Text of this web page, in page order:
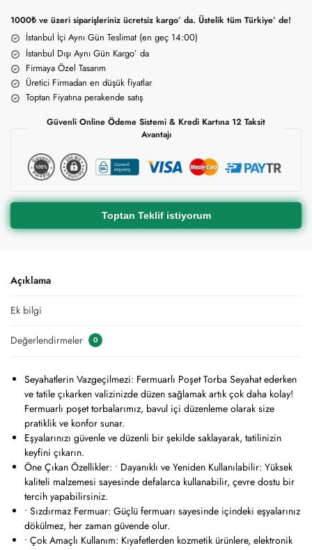
1000₺ ve üzeri siparişleriniz ücretsiz kargo’ da. Üstelik tüm Türkiye’ de!
İstanbul İçi Aynı Gün Teslimat (en geç 14:00)
İstanbul Dışı Aynı Gün Kargo’ da
Firmaya Özel Tasarım
Üretici Firmadan en düşük fiyatlar
Toptan Fiyatına perakende satış
Güvenli Online Ödeme Sistemi & Kredi Kartına 12 Taksit
Avantajı
Toptan Teklif istiyorum
Açıklama
Ek bilgi
Değerlendirmeler 0
Seyahatlerin Vazgeçilmezi: Fermuarlı Poşet Torba Seyahat ederken
ve tatile çıkarken valizinizde düzen sağlamak artık çok daha kolay!
Fermuarlı poşet torbalarımız, bavul içi düzenleme olarak size
pratiklik ve konfor sunar.
Eşyalarınızı güvenle ve düzenli bir şekilde saklayarak, tatilinizin
keyfini çıkarın.
Öne Çıkan Özellikler: • Dayanıklı ve Yeniden Kullanılabilir: Yüksek
kaliteli malzemesi sayesinde defalarca kullanabilir, çevre dostu bir
tercih yapabilirsiniz.
• Sızdırmaz Fermuar: Güçlü fermuarı sayesinde içindeki eşyalarınız
dökülmez, her zaman güvende olur.
• Çok Amaçlı Kullanım: Kıyafetlerden kozmetik ürünlere, elektronik